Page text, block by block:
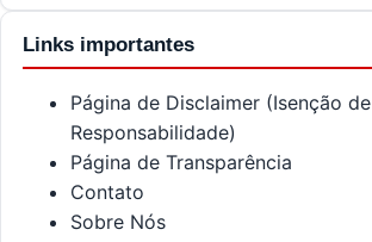
Links importantes
Página de Disclaimer (Isenção de
Responsabilidade)
Página de Transparência
Contato
Sobre Nós